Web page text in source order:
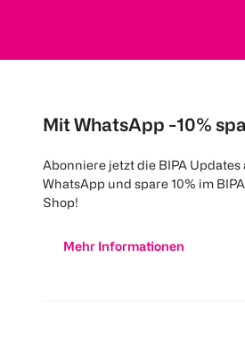
Mit WhatsApp -10%
Abonniere jetzt die BIPA Updates
WhatsApp und spare 10% im
Shop!
Mehr Informationen